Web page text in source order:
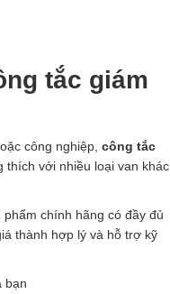
tắc giám
công nghiệp, công tắc
thích với nhiều loại van khác
chính hãng có đầy đủ
thành hợp lý và hỗ trợ kỹ
bạn